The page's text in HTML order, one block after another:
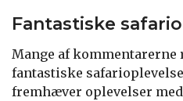
Fantastiske
Mange af
fantastiske
fremhæver oplevelser